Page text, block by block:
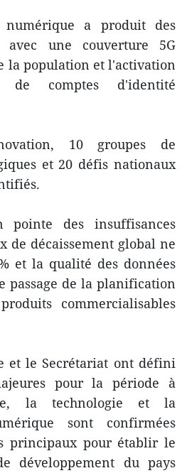
numérique a produit des
avec une couverture 5G
la population et l'activation
comptes d'identité
10 groupes de
et 20 défis nationaux
pointe des insuffisances
de décaissement global ne
et la qualité des données
passage de la planification
commercialisables
et le Secrétariat ont défini
pour la période à
la technologie et la
sont confirmées
principaux pour établir le
développement du pays